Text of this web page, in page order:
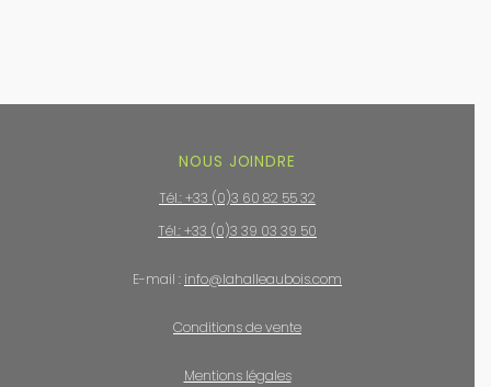
NOUS JOINDRE
Tél.: +33 (0)3 60 82 55 32
Tél.: +33 (0)3 39 03 39 50
E-mail : info@lahalleaubois.com
Conditions de vente
Mentions légales